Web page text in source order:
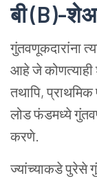
बी(B)-
गुंतवणूकदारांना
आहे जे
तथापि,
लोडफंडमध्ये
करणे.
ज्यांच्याकडे पुरेसे